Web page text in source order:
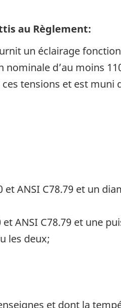
au Règlement:
un éclairage
d’au moins
tensions et est muni
ANSI C78.79 et un
ANSI C78.79 et une
les deux;
et dont la